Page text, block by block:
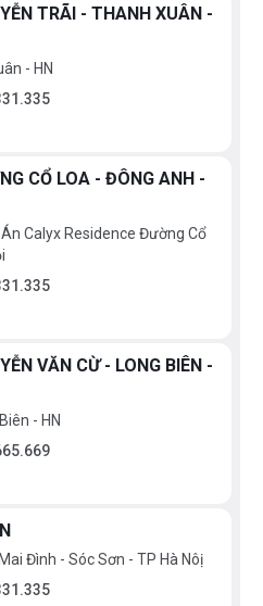
TRÃI - THANH XUÂN -
- HN
CỔ LOA - ĐÔNG ANH -
Calyx Residence Đường Cổ
VĂN CỪ - LONG BIÊN -
- HN
Đình - Sóc Sơn - TP Hà Nôị